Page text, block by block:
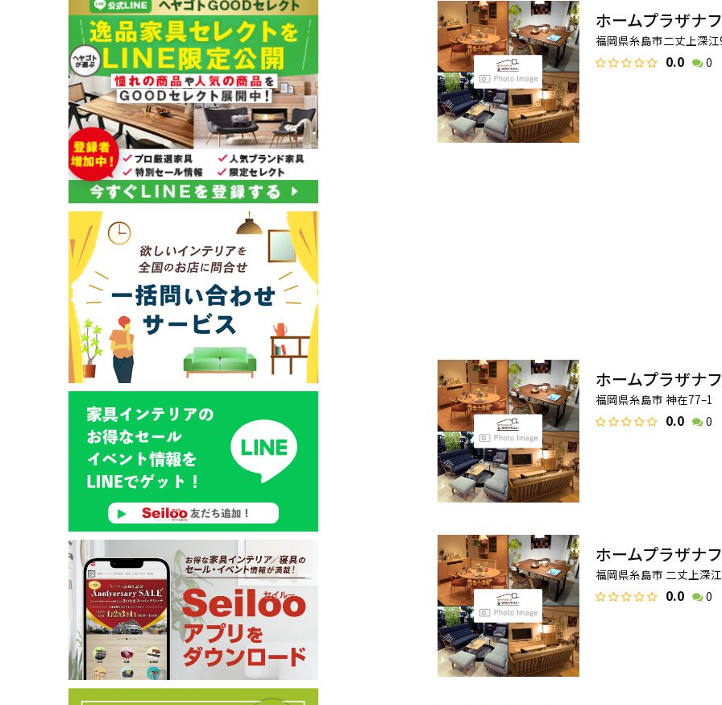
ホームプラザナ
福岡県糸島市二丈上深江
0.0 0
ホームプラザナ
福岡県糸島市 神在77–1
0.0 0
ホームプラザナ
福岡県糸島市 二丈上深
0.0 0